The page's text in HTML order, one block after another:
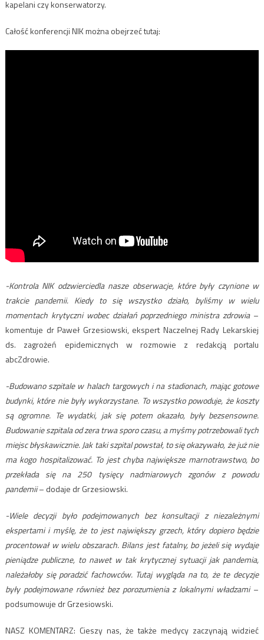
kapelani czy konserwatorzy.
Całość konferencji NIK można obejrzeć tutaj:
-Kontrola NIK odzwierciedla nasze obserwacje, które były czynione w
trakcie pandemii. Kiedy to się wszystko działo, byliśmy w wielu
momentach krytyczni wobec działań poprzedniego ministra zdrowia–
komentuje dr Paweł Grzesiowski, ekspert Naczelnej Rady Lekarskiej
ds. zagrożeń epidemicznych w rozmowie z redakcją portalu
abcZdrowie.
-Budowano szpitale w halach targowych i na stadionach, mając gotowe
budynki, które nie były wykorzystane. To wszystko powoduje, że koszty
są ogromne. Te wydatki, jak się potem okazało, były bezsensowne.
Budowanie szpitala od zera trwa sporo czasu, a myśmy potrzebowali tych
miejsc błyskawicznie. Jak taki szpital powstał, to się okazywało, że już nie
ma kogo hospitalizować. To jest chyba największe marnotrawstwo, bo
przekłada się na 250 tysięcy nadmiarowych zgonów z powodu
pandemii– dodaje dr Grzesiowski.
-Wiele decyzji było podejmowanych bez konsultacji z niezależnymi
ekspertami i myślę, że to jest największy grzech, który dopiero będzie
procentował w wielu obszarach. Bilans jest fatalny, bo jeżeli się wydaje
pieniądze publiczne, to nawet w tak krytycznej sytuacji jak pandemia,
należałoby się poradzić fachowców. Tutaj wygląda na to, że te decyzje
były podejmowane również bez porozumienia z lokalnymi władzami–
podsumowuje dr Grzesiowski.
NASZ KOMENTARZ: Cieszy nas, że także medycy zaczynają widzieć